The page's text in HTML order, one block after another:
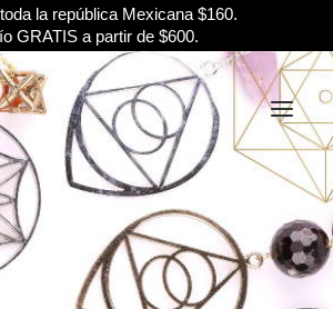
la república Mexicana $160.
GRATIS a partir de $600.